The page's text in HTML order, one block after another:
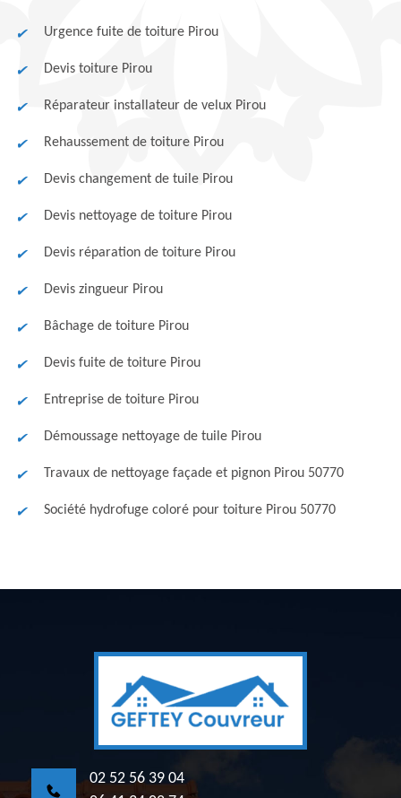
Urgence fuite de toiture Pirou
Devis toiture Pirou
Réparateur installateur de velux Pirou
Rehaussement de toiture Pirou
Devis changement de tuile Pirou
Devis nettoyage de toiture Pirou
Devis réparation de toiture Pirou
Devis zingueur Pirou
Bâchage de toiture Pirou
Devis fuite de toiture Pirou
Entreprise de toiture Pirou
Démoussage nettoyage de tuile Pirou
Travaux de nettoyage façade et pignon Pirou 50770
Société hydrofuge coloré pour toiture Pirou 50770
02 52 56 39 04